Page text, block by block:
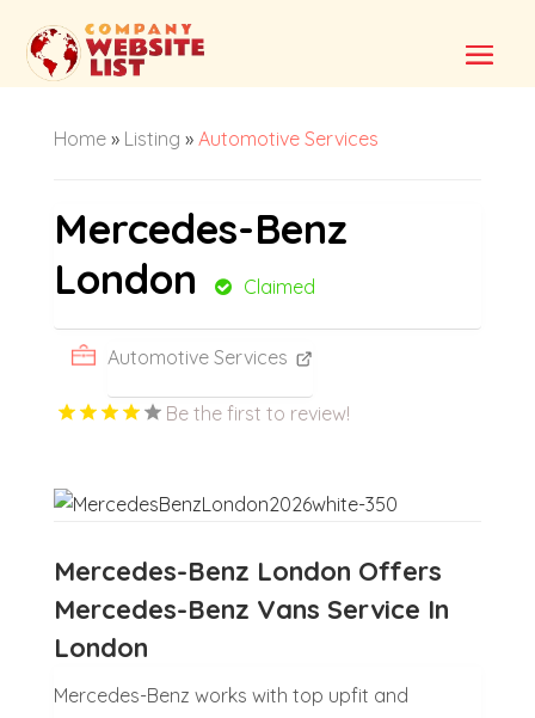
Home» Listing » Automotive Services
Mercedes-Benz
London
Claimed
Automotive Services
Be the first to review!
Mercedes-Benz London Offers
Mercedes-Benz Vans Service In
London
Mercedes-Benz works with top upfit and